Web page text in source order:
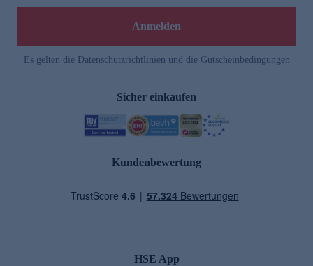
Anmelden
Es gelten die Datenschutzrichtlinien und die Gutscheinbedingungen
Sicher einkaufen
Kundenbewertung
HSE App